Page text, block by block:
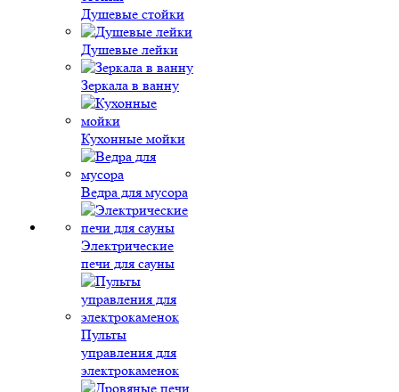
Душевые стойки
Душевые лейки
Зеркала в ванну
Кухонные мойки
Ведра для мусора
Электрические
печи для сауны
Пульты
управления для
электрокаменок